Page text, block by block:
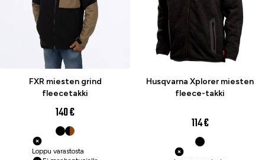
FXR miesten grind
fleecetakki
140 €
Loppu varastosta
Husqvarna Xplorer miesten
fleece-takki
114 €